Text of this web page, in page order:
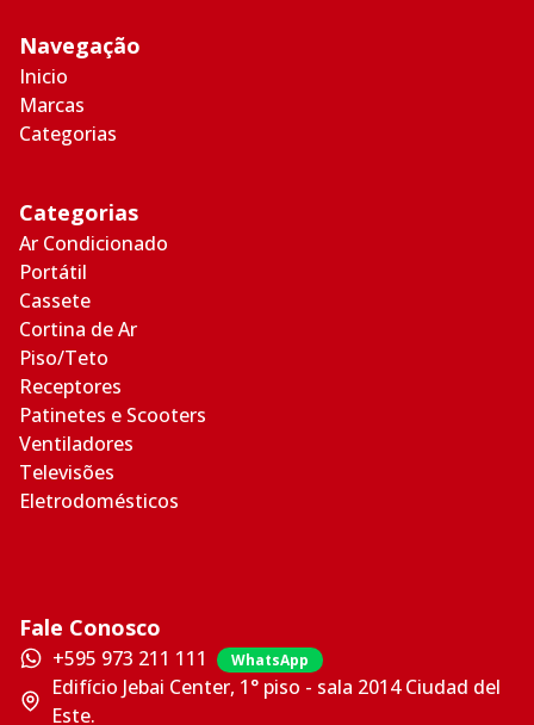
Navegação
Inicio
Marcas
Categorias
Categorias
Ar Condicionado
Portátil
Cassete
Cortina de Ar
Piso/Teto
Receptores
Patinetes e Scooters
Ventiladores
Televisões
Eletrodomésticos
Fale Conosco
+595 973 211 111 WhatsApp
Edifício Jebai Center, 1° piso - sala 2014 Ciudad del
Este.